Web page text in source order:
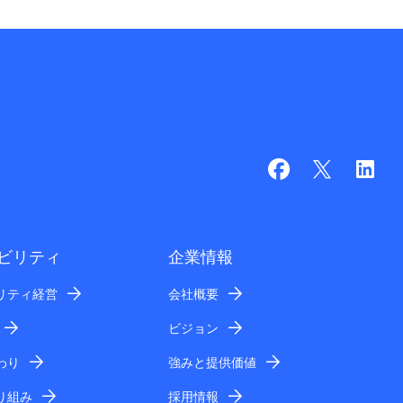
リティ
ティ経営
り
組み
企業情報
会社概要
ビジョン
強みと提供価値
採用情報